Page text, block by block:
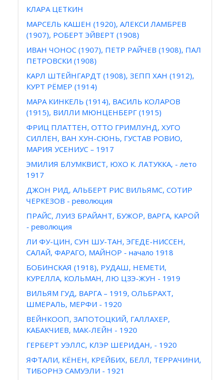
КЛАРА ЦЕТКИН
МАРСЕЛЬ КАШЕН (1920), АЛЕКСИ ЛАМБРЕВ
(1907), РОБЕРТ ЭЙВЕРТ (1908)
ИВАН ЧОНОС (1907), ПЕТР РАЙЧЕВ (1908), ПАЛ
ПЕТРОВСКИ (1908)
КАРЛ ШТЕЙНГАРДТ (1908), ЗЕПП ХАН (1912),
КУРТ РЁМЕР (1914)
МАРА КИНКЕЛЬ (1914), ВАСИЛЬ КОЛАРОВ
(1915), ВИЛЛИ МЮНЦЕНБЕРГ (1915)
ФРИЦ ПЛАТТЕН, ОТТО ГРИМЛУНД, ХУГО
СИЛЛЕН, ВАН ХУН-СЮНЬ, ГУСТАВ РОВИО,
МАРИЯ УСЕНИУС – 1917
ЭМИЛИЯ БЛУМКВИСТ, ЮХО К. ЛАТУККА, - лето
1917
ДЖОН РИД, АЛЬБЕРТ РИС ВИЛЬЯМС, СОТИР
ЧЕРКЕЗОВ - революция
ПРАЙС, ЛУИЗ БРАЙАНТ, БУЖОР, ВАРГА, КАРОЙ
- революция
ЛИ ФУ-ЦИН, СУН ШУ-ТАН, ЭГЕДЕ-НИССЕН,
САЛАЙ, ФАРАГО, МАЙНОР - начало 1918
БОБИНСКАЯ (1918), РУДАШ, НЕМЕТИ,
КУРЕЛЛА, КОЛЬМАН, ЛЮ ЦЗЭ-ЖУН - 1919
ВИЛЬЯМ ГУД, ВАРГА – 1919, ОЛЬБРАХТ,
ШМЕРАЛЬ, МЕРФИ - 1920
ВЕЙНКООП, ЗАПОТОЦКИЙ, ГАЛЛАХЕР,
КАБАКЧИЕВ, МАК-ЛЕЙН - 1920
ГЕРБЕРТ УЭЛЛС, КЛЭР ШЕРИДАН, - 1920
ЯФТАЛИ, КЁНЕН, КРЕЙБИХ, БЕЛЛ, ТЕРРАЧИНИ,
ТИБОРНЭ САМУЭЛИ - 1921